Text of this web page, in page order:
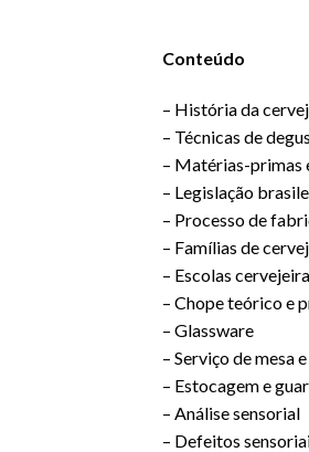
Conteúdo
– História da
– Técnicas de
– Matérias-primas
– Legislação
– Processo de
– Famílias de
– Escolas
– Chope teórico e
– Glassware
– Serviço de mesa
– Estocagem e
– Análise sensorial
– Defeitos